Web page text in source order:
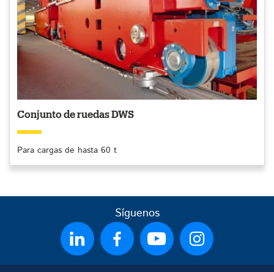
Conjunto de ruedas DWS
Para cargas de hasta 60 t
Síguenos